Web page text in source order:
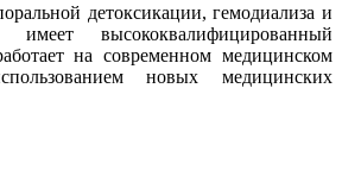
детоксикации, гемодиализа и
имеет высококвалифицированный
на современном медицинском
новых медицинских